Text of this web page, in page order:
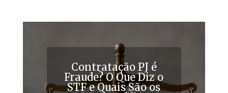
Contratação PJ é
Fraude? O Que Diz o
STF e Quais São os